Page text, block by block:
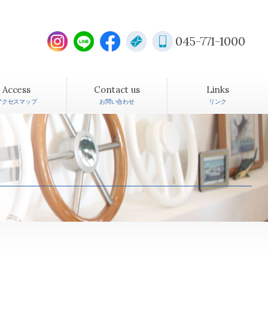
045-771-1000
Access
クセスマップ
Contact us
お問い合わせ
Links
リンク